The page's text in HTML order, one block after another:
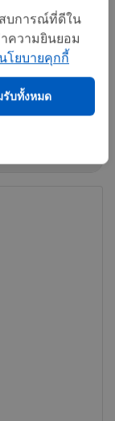
บการณ์ที่ดีใน
ความยินยอม
นโยบายคุกกี้
รับทั้งหมด